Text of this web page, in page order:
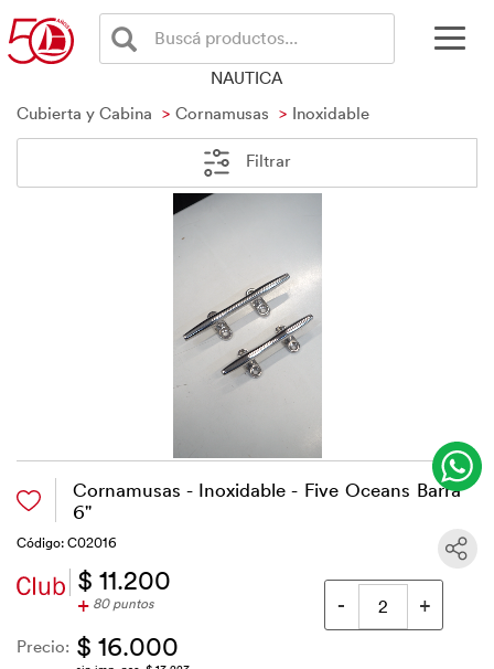
Buscá productos...
NAUTICA
Cubierta y Cabina
Cornamusas Inoxidable
Filtrar
Cornamusas - Inoxidable - Five Oceans Barra
6"
Código: C02016
$ 11.200
+ 80 puntos
Precio: $ 16.000